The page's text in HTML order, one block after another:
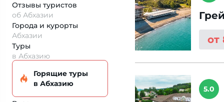
Отзывы туристов
об Абхазии
Города и курорты
Абхазии
Туры
в Абхазию
Горящие туры
в Абхазию
от
5.0